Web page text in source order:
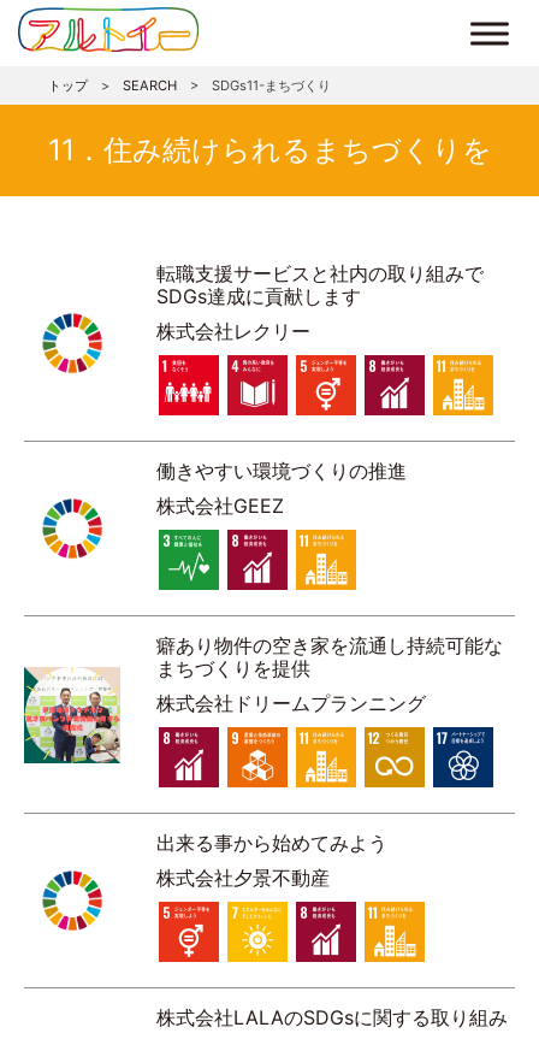
トップ> SEARCH > SDGs11-まちづくり
11．住み続けられるまちづくりを
転職支援サービスと社内の取り組みで
SDGs達成に貢献します
株式会社レクリー
働きやすい環境づくりの推進
株式会社GEEZ
癖あり物件の空き家を流通し持続可能な
まちづくりを提供
株式会社ドリームプランニング
出来る事から始めてみよう
株式会社夕景不動産
株式会社LALAのSDGsに関する取り組み